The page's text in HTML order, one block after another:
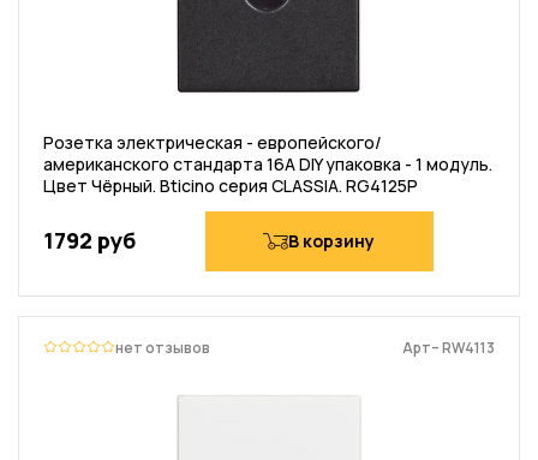
Розетка электрическая - европейского/
американского стандарта 16А DIY упаковка - 1 модуль.
Цвет Чёрный. Bticino серия CLASSIA. RG4125P
1792 руб В корзину
нет отзывов Арт– RW4113